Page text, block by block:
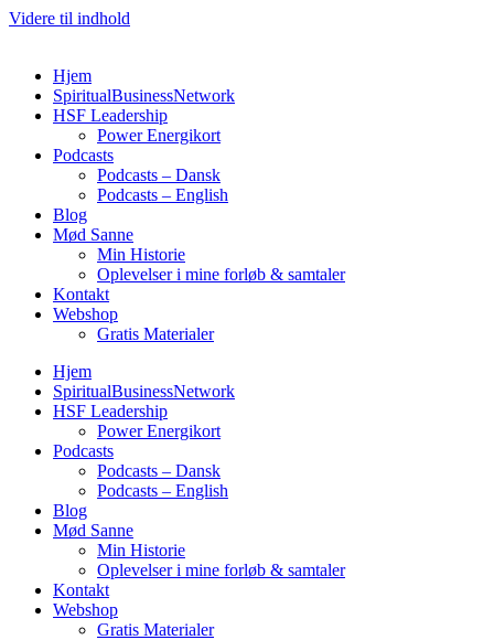
Videre til indhold
Hjem
SpiritualBusinessNetwork
HSF Leadership
Power Energikort
Podcasts
Podcasts – Dansk
Podcasts – English
Blog
Mød Sanne
Min Historie
Oplevelser i mine forløb & samtaler
Kontakt
Webshop
Gratis Materialer
Hjem
SpiritualBusinessNetwork
HSF Leadership
Power Energikort
Podcasts
Podcasts – Dansk
Podcasts – English
Blog
Mød Sanne
Min Historie
Oplevelser i mine forløb & samtaler
Kontakt
Webshop
Gratis Materialer